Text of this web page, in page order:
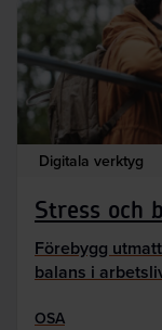
Digitala verktyg
Stress och
Förebygg
balans i
OSA